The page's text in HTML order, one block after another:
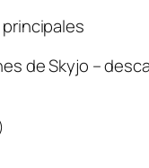
de Skyjo –